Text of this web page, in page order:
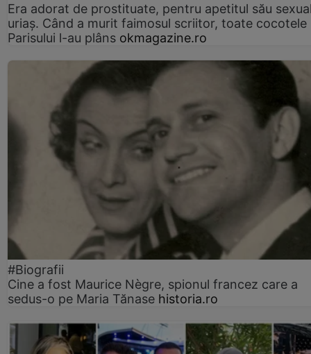
Era adorat de prostituate, pentru apetitul său
uriaș. Când a murit faimosul scriitor, toate cocotele
Parisului l-au plâns okmagazine.ro
#Biografii
Cine a fost Maurice Nègre, spionul francez care a
sedus-o pe Maria Tănase historia.ro